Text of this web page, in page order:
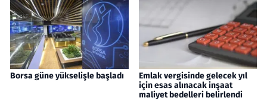
Borsa güne yükselişle başladı
Emlak vergisinde gelecek yıl
için esas alınacak inşaat
maliyet bedelleri belirlendi